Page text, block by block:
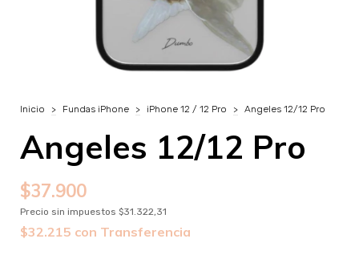
Inicio > Fundas iPhone > iPhone 12 / 12 Pro > Angeles 12/12 Pro
Angeles 12/12 Pro
$37.900
Precio sin impuestos $31.322,31
$32.215 con Transferencia